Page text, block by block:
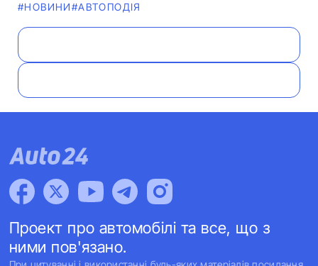
#НОВИНИ#АВТОПОДІЯ
Проект про автомобілі та все, що з
ними пов'язано.